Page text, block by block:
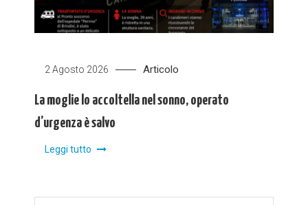
2 Agosto 2026 Articolo
La moglie lo accoltella nel sonno, operato
d’urgenza è salvo
Leggi tutto